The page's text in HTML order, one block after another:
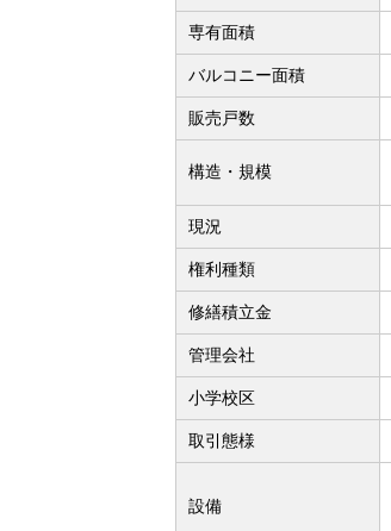
専有面積
バルコニー面積
販売戸数
構造・規模
現況
権利種類
修繕積立金
管理会社
小学校区
取引態様
設備